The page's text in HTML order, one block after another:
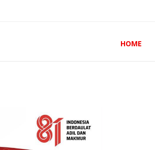
HOME